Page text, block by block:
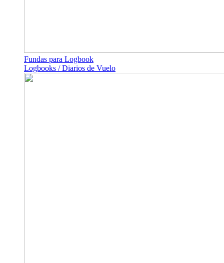
Fundas para Logbook
Logbooks / Diarios de Vuelo